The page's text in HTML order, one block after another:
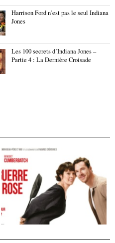
Harrison Ford n’est pas le seul Indiana
Jones
Les 100 secrets d’Indiana Jones –
Partie 4 : La Dernière Croisade